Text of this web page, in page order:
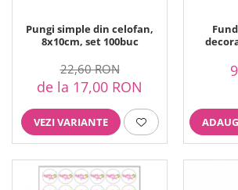
Printuri Comestibile
Flori Comestibile
RELAXARE & HOBBY
Role pentru colorat
Postere gigant
Puzzele mecanic
PETRECERI & EVENIMENTE
Pungi simple din celofan,
8x10cm, set 100buc
22,60 RON
de la 17,00 RON
VEZI VARIANTE